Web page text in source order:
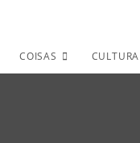
COISAS CULTURA